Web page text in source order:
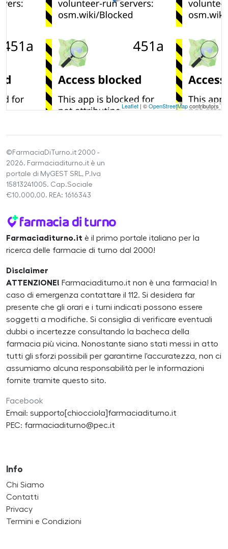
Leaflet | ©OpenStreetMapcontributors
©FarmaciaDiTurno.it 2000 -
2026. Farmaciaditurno.it è un
portale di MyGEST SRL, P.Iva
15813241005. Cap.Sociale
€10.000,00. REA: 1616343
Farmaciaditurno.it è il primo portale italiano per la
ricerca delle farmacie di turno dal 2000!
Disclaimer
ATTENZIONE! Farmaciaditurno.it non è una farmacia! In
caso di emergenza contattare il 112. Si desidera far
presente che gli orari e i turni indicati possono essere
soggetti a modifiche. Si consiglia di verificare eventuali
dubbi o incertezze consultando la bacheca della
farmacia più vicina. Nonostante siano stati messi in atto
tutti gli sforzi possibili per garantirne l'accuratezza, non ci
assumiamo alcuna responsabilità per le informazioni
fornite tramite questo sito.
Facebook
Email: supporto[chiocciola]farmaciaditurno.it
PEC: farmaciaditurno@pec.it
Info
Chi Siamo
Contatti
Privacy
Termini e Condizioni